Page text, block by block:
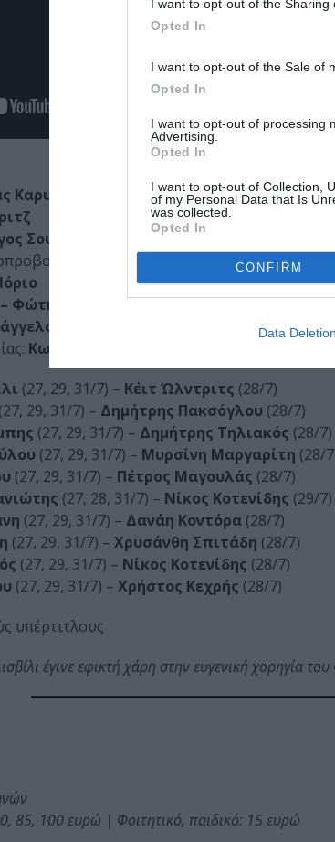
I want to opt-out of the Sharing
Opted In
I want to opt-out of the Sale of
Opted In
I want to opt-out of processing
Advertising.
Opted In
I want to opt-out of Collection,
of my Personal Data that Is
was collected.
Opted In
CONFIRM
Data Deletion
Καρυτινός
Σουγλίδης
Silbersalz Film GmcH – Τόμας
Φώτης Νικολάου
Γεωργακάτος
Κωνσταντίνα Πιτσιάκου
(27, 29, 31/7) – Κέιτ Ώλντριτς (28/7)
(27, 29, 31/7) – Δημήτρης Πακσόγλου (28/7)
(27, 29, 31/7) – Δημήτρης Τηλιακός (28/7)
(27, 29, 31/7) – Μυρσίνη Μαργαρίτη (28/
(27, 29, 31/7) – Πέτρος Μαγουλάς (28/7)
(27, 28, 31/7) – Νίκος Κοτενίδης (29/7)
(27, 29, 31/7) – Δανάη Κοντόρα (28/7)
(27, 29, 31/7) – Χρυσάνθη Σπιτάδη (28/7)
(27, 29, 31/7) – Νίκος Κοτενίδης (28/7)
(27, 29, 31/7) – Χρήστος Κεχρής (28/7)
υπέρτιτλους
έγινε εφικτή χάρη στην ευγενική χορηγία
85, 100 ευρώ | Φοιτητικό, παιδικό: 15 ευρώ